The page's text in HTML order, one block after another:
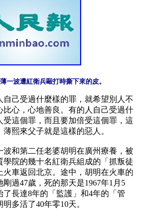
一波遭紅衛兵毆打時撕下來的皮。
自己受過什麼樣的罪，就希望別人不
比心，心地善良。有的人自己受過什
受這個罪，而且要加倍受這個罪，這
熙來父子就是這樣的惡人。
波和第二任老婆胡明在廣州療養，被
學院的幾十名紅衛兵組成的「抓叛徒
火車返回北京。途中，胡明在火車的
過47歲，死的那天是1967年1月5
了長達8年的「監護」和4年的「管
多活了40年零10天。